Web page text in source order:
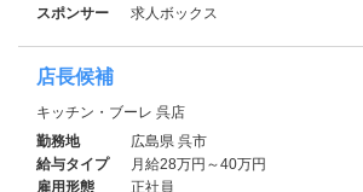
スポンサー
求人ボックス
店長候補
キッチン・ブーレ 呉店
勤務地
広島県 呉市
給与タイプ
月給28万円～40万円
雇用形態
正社員